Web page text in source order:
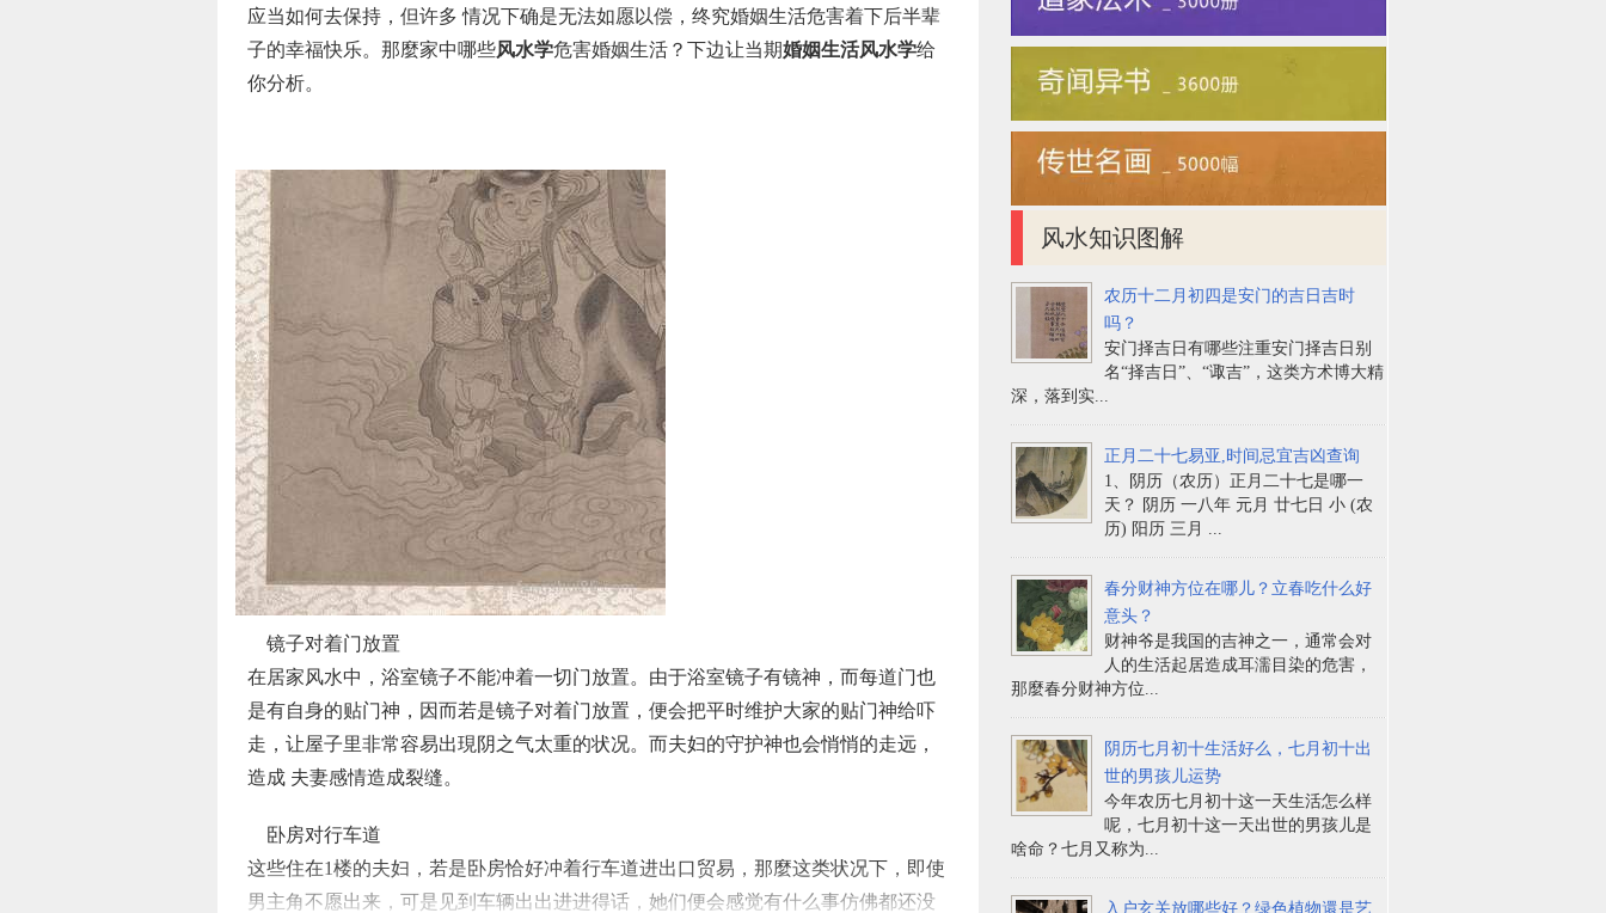
应当如何去保持，但许多 情况下确是无法如愿以偿，终究婚姻生活危害着下后半辈
子的幸福快乐。那麼家中哪些风水学危害婚姻生活？下边让当期婚姻生活风水学给
你分析。
镜子对着门放置
在居家风水中，浴室镜子不能冲着一切门放置。由于浴室镜子有镜神，而每道门也
是有自身的贴门神，因而若是镜子对着门放置，便会把平时维护大家的贴门神给吓
走，让屋子里非常容易出現阴之气太重的状况。而夫妇的守护神也会悄悄的走远，
造成 夫妻感情造成裂缝。
卧房对行车道
这些住在1楼的夫妇，若是卧房恰好冲着行车道进出口贸易，那麼这类状况下，即使
男主角不愿出来，可是见到车辆出出进进得话，她们便会感觉有什么事仿佛都还没
风水知识图解
农历十二月初四是安门的吉日吉时
吗？
安门择吉日有哪些注重安门择吉日别
名“择吉日”、“诹吉”，这类方术博大精
深，落到实...
正月二十七易亚,时间忌宜吉凶查询
1、阴历（农历）正月二十七是哪一
天？ 阴历 一八年 元月 廿七日 小 (农
历) 阳历 三月 ...
春分财神方位在哪儿？立春吃什么好
意头？
财神爷是我国的吉神之一，通常会对
人的生活起居造成耳濡目染的危害，
那麼春分财神方位...
阴历七月初十生活好么，七月初十出
世的男孩儿运势
今年农历七月初十这一天生活怎么样
呢，七月初十这一天出世的男孩儿是
啥命？七月又称为...
入户玄关放哪些好？绿色植物還是艺